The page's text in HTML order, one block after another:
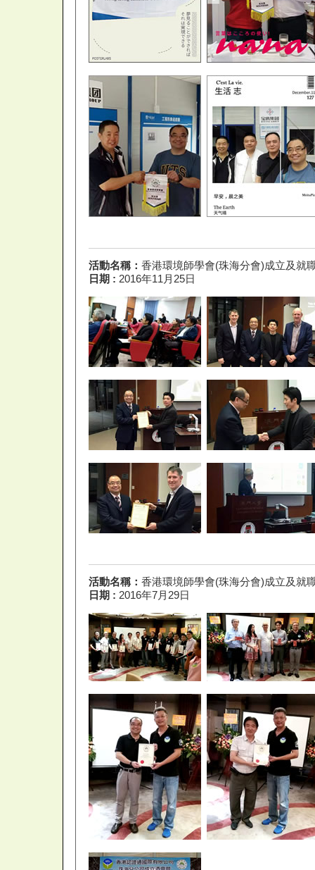
活動名稱： 香港環境師學會(珠海分會)成立及就
日期 : 2016年11月25日
活動名稱： 香港環境師學會(珠海分會)成立及就
日期 : 2016年7月29日